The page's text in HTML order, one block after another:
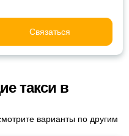
Связаться
такси в
варианты по другим